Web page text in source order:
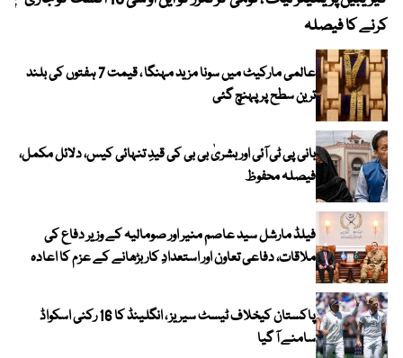
کرنے کا فیصلہ
عالمی مارکیٹ میں سونا مزید مہنگا ، قیمت 7 ہفتوں کی بلند
ترین سطح پر پہنچ گئی
بانی پی ٹی آئی اور بشریٰ بی بی کی قیدِ تنہائی کیس، دلائل مکمل،
فیصلہ محفوظ
فیلڈ مارشل سید عاصم منیر اور صومالیہ کے وزیر دفاع کی
ملاقات، دفاعی تعاون اور استعدادِ کار بڑھانے کے عزم کا اعادہ
پاکستان کیخلاف ٹیسٹ سیریز ، انگلینڈ کا 16 رکنی اسکواڈ
سامنے آ گیا